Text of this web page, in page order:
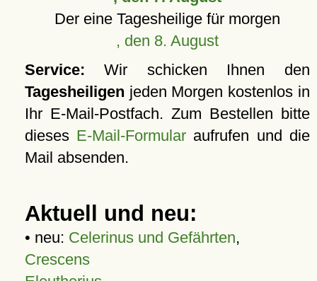
Der eine Tagesheilige für morgen
, den 8. August
Service: Wir schicken Ihnen den
Tagesheiligen jeden Morgen kostenlos in
Ihr E-Mail-Postfach. Zum Bestellen bitte
dieses E-Mail-Formular aufrufen und die
Mail absenden.
Aktuell und neu:
• neu: Celerinus und Gefährten,
Crescens